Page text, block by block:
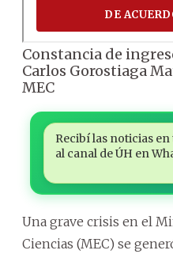
Constancia de
Carlos Gorostiaga
MEC
Recibí las noticias
al canal de ÚH en
Una grave crisis en el
Ciencias (MEC) se